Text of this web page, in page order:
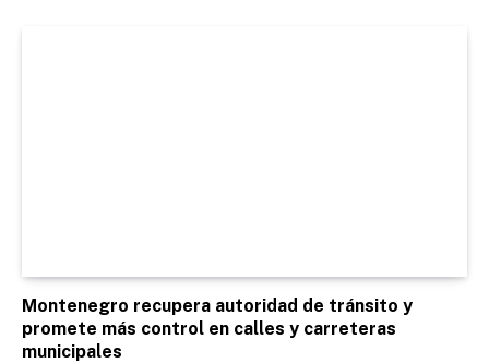
Montenegro recupera autoridad de tránsito y
promete más control en calles y carreteras
municipales